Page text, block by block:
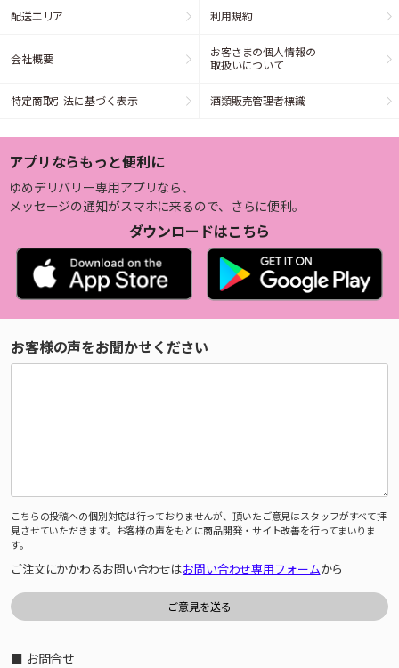
配送エリア 利用規約
会社概要
お客さまの個人情報の
取扱いについて
特定商取引法に基づく表示 酒類販売管理者標識
アプリならもっと便利に
ゆめデリバリー専用アプリなら、
メッセージの通知がスマホに来るので、さらに便利。
ダウンロードはこちら
お客様の声をお聞かせください
こちらの投稿への個別対応は行っておりませんが、頂いたご意見はスタッフがすべて拝
見させていただきます。お客様の声をもとに商品開発・サイト改善を行ってまいりま
す。
ご注文にかかわるお問い合わせはお問い合わせ専用フォームから
■ お問合せ